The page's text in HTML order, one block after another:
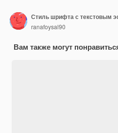
Стиль шрифта с текстовым
ranafoysal90
Вам также могут